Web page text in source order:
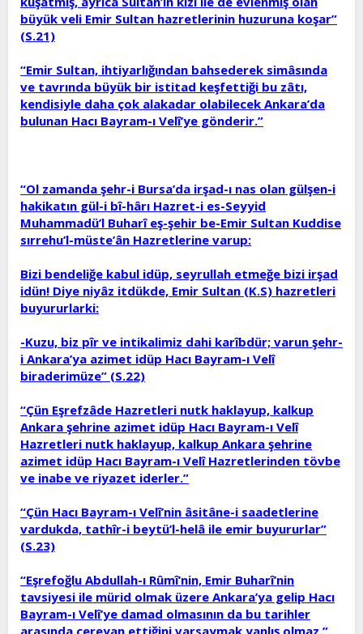
büyük veli Emir Sultan hazretlerinin huzuruna koşar”
(S.21)
“Emir Sultan, ihtiyarlığından bahsederek simâsında
ve tavrında büyük bir istitad keşfettiği bu zâtı,
kendisiyle daha çok alakadar olabilecek Ankara’da
bulunan Hacı Bayram-ı Velî’ye gönderir.”
“Ol zamanda şehr-i Bursa’da irşad-ı nas olan gülşen-i
hakikatın gül-i bî-hârı Hazret-i es-Seyyid
Muhammadü’l Buharî eş-şehir be-Emir Sultan Kuddise
sırrehu’l-müste’ân Hazretlerine varup:
Bizi bendeliğe kabul idüp, seyrullah etmeğe bizi irşad
idün! Diye niyâz itdükde, Emir Sultan (K.S) hazretleri
buyururlarki:
-Kuzu, biz pîr ve intikalimiz dahi karîbdür; varun şehr-
i Ankara’ya azimet idüp Hacı Bayram-ı Velî
biraderimüze” (S.22)
“Çün Eşrefzâde Hazretleri nutk haklayup, kalkup
Ankara şehrine azimet idüp Hacı Bayram-ı Velî
Hazretleri nutk haklayup, kalkup Ankara şehrine
azimet idüp Hacı Bayram-ı Velî Hazretlerinden tövbe
ve inabe ve riyazet iderler.”
“Çün Hacı Bayram-ı Velî’nin âsitâne-i saadetlerine
vardukda, tathîr-i beytü’l-helâ ile emir buyururlar”
(S.23)
“Eşrefoğlu Abdullah-ı Rûmî’nin, Emir Buharî’nin
tavsiyesi ile mürid olmak üzere Ankara’ya gelip Hacı
Bayram-ı Velî’ye damad olmasının da bu tarihler
arasında cereyan ettiğini varsaymak yanlış olmaz.”